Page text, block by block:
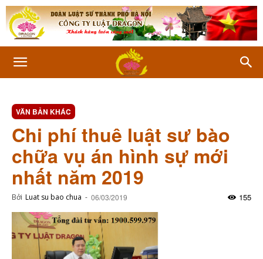
VĂN BẢN KHÁC
Chi phí thuê luật sư bào
chữa vụ án hình sự mới
nhất năm 2019
Bởi Luat su bao chua - 06/03/2019 155